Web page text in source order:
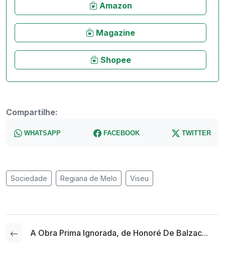
Amazon
Magazine
Shopee
Compartilhe:
WHATSAPP FACEBOOK TWITTER
Sociedade Regiana de Melo Viseu
A Obra Prima Ignorada, de Honoré De Balzac...